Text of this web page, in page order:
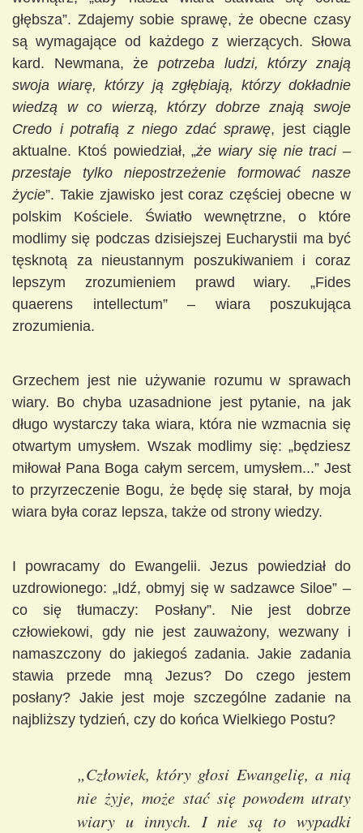
głębsza”. Zdajemy sobie sprawę, że obecne czasy
są wymagające od każdego z wierzących. Słowa
kard. Newmana, że potrzeba ludzi, którzy znają
swoja wiarę, którzy ją zgłębiają, którzy dokładnie
wiedzą w co wierzą, którzy dobrze znają swoje
Credo i potrafią z niego zdać sprawę, jest ciągle
aktualne. Ktoś powiedział, „że wiary się nie traci –
przestaje tylko niepostrzeżenie formować nasze
życie”. Takie zjawisko jest coraz częściej obecne w
polskim Kościele. Światło wewnętrzne, o które
modlimy się podczas dzisiejszej Eucharystii ma być
tęsknotą za nieustannym poszukiwaniem i coraz
lepszym zrozumieniem prawd wiary. „Fides
quaerens intellectum” – wiara poszukująca
zrozumienia.
Grzechem jest nie używanie rozumu w sprawach
wiary. Bo chyba uzasadnione jest pytanie, na jak
długo wystarczy taka wiara, która nie wzmacnia się
otwartym umysłem. Wszak modlimy się: „będziesz
miłował Pana Boga całym sercem, umysłem...” Jest
to przyrzeczenie Bogu, że będę się starał, by moja
wiara była coraz lepsza, także od strony wiedzy.
I powracamy do Ewangelii. Jezus powiedział do
uzdrowionego: „Idź, obmyj się w sadzawce Siloe” –
co się tłumaczy: Posłany”. Nie jest dobrze
człowiekowi, gdy nie jest zauważony, wezwany i
namaszczony do jakiegoś zadania. Jakie zadania
stawia przede mną Jezus? Do czego jestem
posłany? Jakie jest moje szczególne zadanie na
najbliższy tydzień, czy do końca Wielkiego Postu?
„Człowiek, który głosi Ewangelię, a nią
nie żyje, może stać się powodem utraty
wiary u innych. I nie są to wypadki